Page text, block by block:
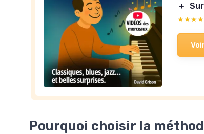
＋
Pourquoi choisir la